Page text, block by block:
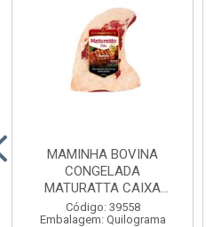
MAMINHA BOVINA
CONGELADA
MATURATTA CAIXA
±15KG
Código: 39558
Embalagem: Quilograma